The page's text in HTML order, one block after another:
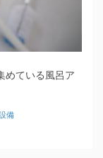
めている風呂ア
備